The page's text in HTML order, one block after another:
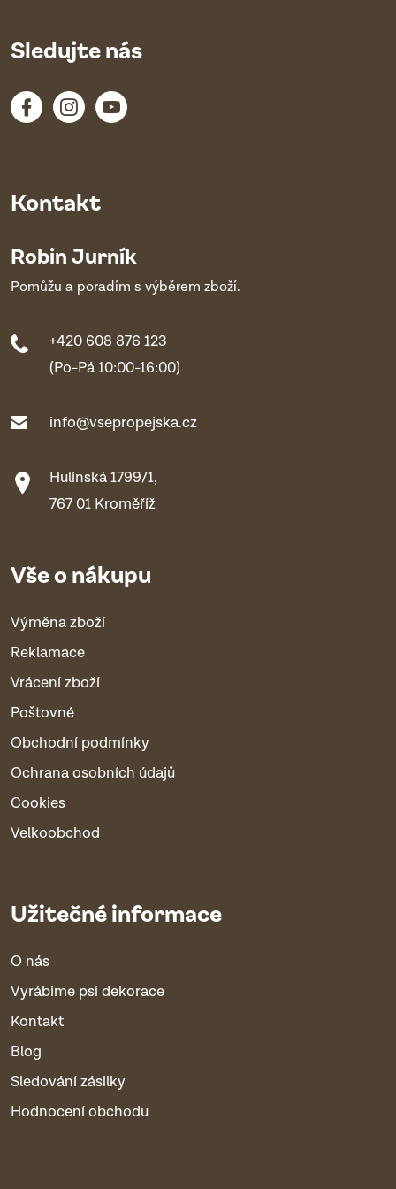
Kontakt
Robin Jurník
Pomůžu a poradím s výběrem zboží.
+420 608 876 123
(Po-Pá 10:00-16:00)
info@vsepropejska.cz
Hulínská 1799/1,
767 01 Kroměříž
Vše o nákupu
Výměna zboží
Reklamace
Vrácení zboží
Poštovné
Obchodní podmínky
Ochrana osobních údajů
Cookies
Velkoobchod
Užitečné informace
O nás
Vyrábíme psí dekorace
Kontakt
Blog
Sledování zásilky
Hodnocení obchodu
Sledujte nás